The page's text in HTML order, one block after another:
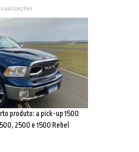
produto: a pick-up 1500
2500 e 1500 Rebel